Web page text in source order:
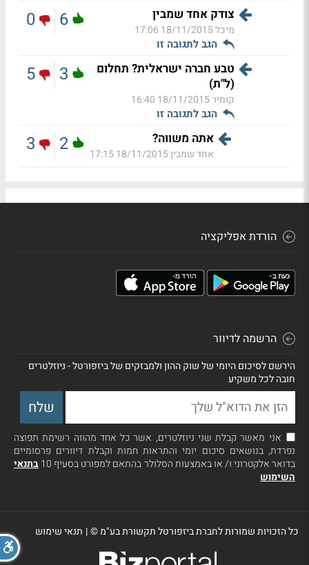
צודק אחד שמבין
מיכל18/11/2015 17:06
הגב לתגובה זו
6
0
טבע חברה ישראלית? תחלום
(ל"ת)
קומיר18/11/2015 16:40
הגב לתגובה זו
3
5
אתה משווה?
אחד שמבין18/11/2015 17:15
2
3
הורדת אפליקציה
הרשמה לדיוור
הירשם לסיכום היומי של שוק ההון ולמבזקים של ביזפורטל - ניוזלטרים
חובה לכל משקיע
אני מאשר קבלת שני ניוזלטרים, אשר כל אחד מהווה רשימת תפוצה
נפרדת, בנושאים סיכום יומי והתראות חמות וקבלת דיוורים פרסומיים
בדואר אלקטרוני ו/ או באמצעות הסלולר בהתאם למפורט בסעיף 10
בתנאי
השימוש
כל הזכויות שמורות לחברת ביזפורטל תקשורת בע"מ ©| תנאי שימוש